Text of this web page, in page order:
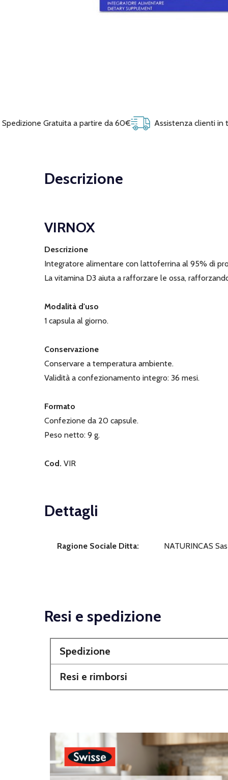
Spedizione Gratuita a partire da 60€ Assistenza clienti in
Descrizione
VIRNOX
Descrizione
Integratore alimentare con lattoferrina al 95% di
La vitamina D3 aiuta a rafforzare le ossa,
Modalità d'uso
1 capsula al giorno.
Conservazione
Conservare a temperatura ambiente.
Validità a confezionamento integro: 36 mesi.
Formato
Confezione da 20 capsule.
Peso netto: 9 g.
Cod. VIR
Dettagli
Ragione Sociale Ditta: NATURINCAS Sas
Resi e spedizione
Spedizione
Resi e rimborsi